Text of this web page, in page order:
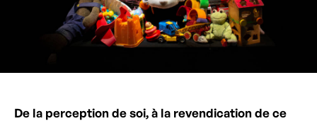
De la perception de soi, à la revendication de ce